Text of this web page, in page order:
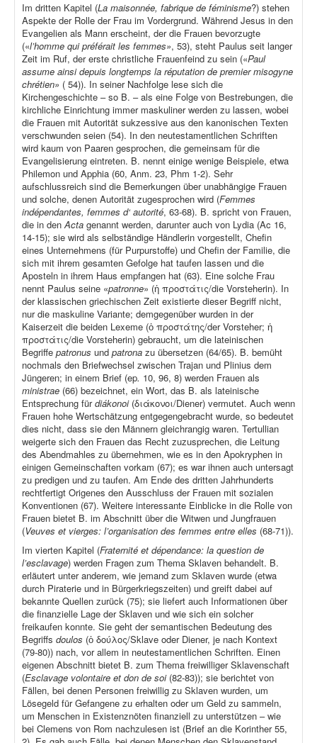
Im dritten Kapitel (La maisonnée, fabrique de féminisme?) stehen
Aspekte der Rolle der Frau im Vordergrund. Während Jesus in den
Evangelien als Mann erscheint, der die Frauen bevorzugte
(«l’homme qui préférait les femmes», 53), steht Paulus seit langer
Zeit im Ruf, der erste christliche Frauenfeind zu sein («Paul
assume ainsi depuis longtemps la réputation de premier misogyne
chrétien» ( 54)). In seiner Nachfolge lese sich die
Kirchengeschichte – so B. – als eine Folge von Bestrebungen, die
kirchliche Einrichtung immer maskuliner werden zu lassen, wobei
die Frauen mit Autorität sukzessive aus den kanonischen Texten
verschwunden seien (54). In den neutestamentlichen Schriften
wird kaum von Paaren gesprochen, die gemeinsam für die
Evangelisierung eintreten. B. nennt einige wenige Beispiele, etwa
Philemon und Apphia (60, Anm. 23, Phm 1-2). Sehr
aufschlussreich sind die Bemerkungen über unabhängige Frauen
und solche, denen Autorität zugesprochen wird (Femmes
indépendantes, femmes d‘ autorité, 63-68). B. spricht von Frauen,
die in denActa genannt werden, darunter auch von Lydia (Ac 16,
14-15); sie wird als selbständige Händlerin vorgestellt, Chefin
eines Unternehmens (für Purpurstoffe) und Chefin der Familie, die
sich mit ihrem gesamten Gefolge hat taufen lassen und die
Aposteln in ihrem Haus empfangen hat (63). Eine solche Frau
nennt Paulus seine «patronne» (ἡ προστάτις/die Vorsteherin). In
der klassischen griechischen Zeit existierte dieser Begriff nicht,
nur die maskuline Variante; demgegenüber wurden in der
Kaiserzeit die beiden Lexeme (ὁ προστάτης/der Vorsteher; ἡ
προστάτις/die Vorsteherin) gebraucht, um die lateinischen
Begriffe patronus und patrona zu übersetzen (64/65). B. bemüht
nochmals den Briefwechsel zwischen Trajan und Plinius dem
Jüngeren; in einem Brief (ep. 10, 96, 8) werden Frauen als
ministrae (66) bezeichnet, ein Wort, das B. als lateinische
Entsprechung fürdiákonoi (διάκονοι/Diener) vermutet. Auch wenn
Frauen hohe Wertschätzung entgegengebracht wurde, so bedeutet
dies nicht, dass sie den Männern gleichrangig waren. Tertullian
weigerte sich den Frauen das Recht zuzusprechen, die Leitung
des Abendmahles zu übernehmen, wie es in den Apokryphen in
einigen Gemeinschaften vorkam (67); es war ihnen auch untersagt
zu predigen und zu taufen. Am Ende des dritten Jahrhunderts
rechtfertigt Origenes den Ausschluss der Frauen mit sozialen
Konventionen (67). Weitere interessante Einblicke in die Rolle von
Frauen bietet B. im Abschnitt über die Witwen und Jungfrauen
(Veuves et vierges: l’organisation des femmes entre elles (68-71)).
Im vierten Kapitel (Fraternité et dépendance: la question de
l’esclavage) werden Fragen zum Thema Sklaven behandelt. B.
erläutert unter anderem, wie jemand zum Sklaven wurde (etwa
durch Piraterie und in Bürgerkriegszeiten) und greift dabei auf
bekannte Quellen zurück (75); sie liefert auch Informationen über
die finanzielle Lage der Sklaven und wie sich ein solcher
freikaufen konnte. Sie geht der semantischen Bedeutung des
Begriffs doulos (ὁ δούλος/Sklave oder Diener, je nach Kontext
(79-80)) nach, vor allem in neutestamentlichen Schriften. Einen
eigenen Abschnitt bietet B. zum Thema freiwilliger Sklavenschaft
(Esclavage volontaire et don de soi(82-83)); sie berichtet von
Fällen, bei denen Personen freiwillig zu Sklaven wurden, um
Lösegeld für Gefangene zu erhalten oder um Geld zu sammeln,
um Menschen in Existenznöten finanziell zu unterstützen – wie
bei Clemens von Rom nachzulesen ist (Brief an die Korinther 55,